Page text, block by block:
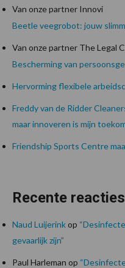
Van onze partner Innovi
Beetle veegrobot: jouw
Van onze partner The Legal
Bescherming van
Hervorming flexibele
Freddy van de Ridder
maar innoveren is mijn
Friendship Sports Centre
Recente reacties
Naud Luijerinkop
gevaarlijk zijn”
Paul Harleman op